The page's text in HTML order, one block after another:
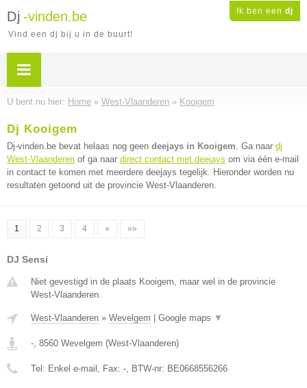
Ik ben een dj
Dj -vinden.be
Vind een dj bij u in de buurt!
U bent nu hier: Home » West-Vlaanderen » Kooigem
Dj Kooigem
Dj-vinden.be bevat helaas nog geen deejays in Kooigem. Ga naar dj
West-Vlaanderen of ga naar direct contact met deejays om via één e-mail
in contact te komen met meerdere deejays tegelijk. Hieronder worden nu
resultaten getoond uit de provincie West-Vlaanderen.
1 2 3 4 » »»
DJ Sensi
Niet gevestigd in de plaats Kooigem, maar wel in de provincie
West-Vlaanderen.
West-Vlaanderen » Wevelgem Google maps ▼
-, 8560 Wevelgem (West-Vlaanderen)
Tel: Enkel e-mail , Fax: -, BTW-nr: BE0668556266